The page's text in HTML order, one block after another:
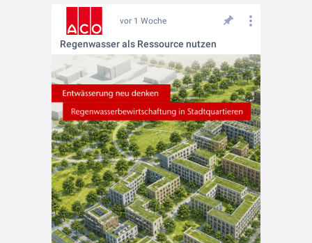
vor 1 Woche
Regenwasser als Ressource nutzen